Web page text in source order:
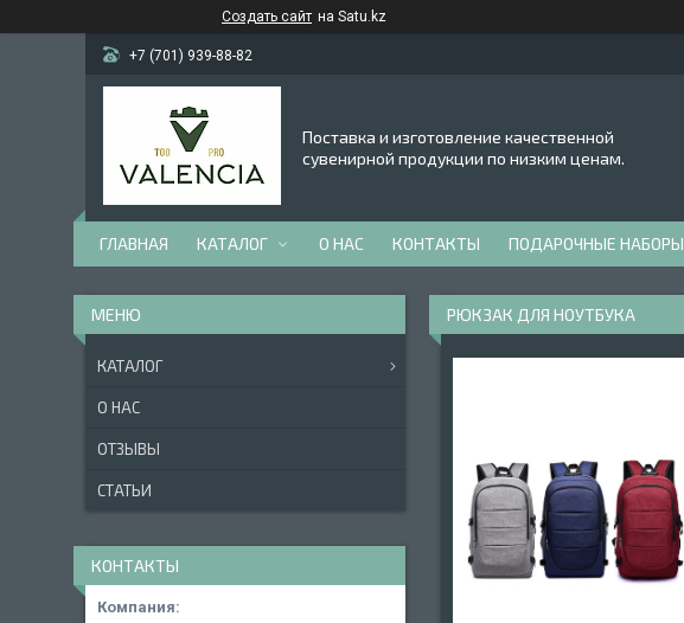
Создать сайт на Satu.kz
+7 (701) 939-88-82
Поставка и изготовление качественной
сувенирной продукции по низким ценам.
ГЛАВНАЯ КАТАЛОГ О НАС КОНТАКТЫ ПОДАРОЧНЫЕ НАБОРЫ
РЮКЗАК ДЛЯ НОУТБУКА
КАТАЛОГ
О НАС
ОТЗЫВЫ
СТАТЬИ
КОНТАКТЫ